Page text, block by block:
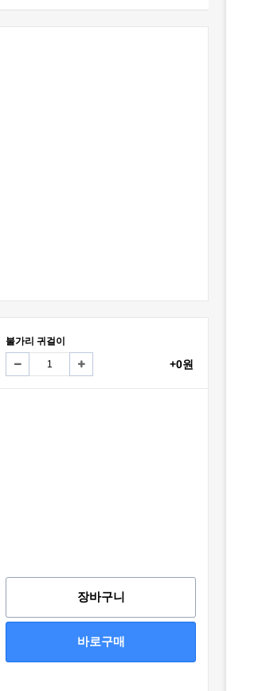
불가리 귀걸이
+0원
장바구니
바로구매